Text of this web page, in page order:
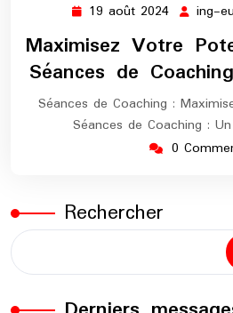
19 août 2024 19
2024
ing-
Maximisez Votre
Séances de
Séances de Coaching :
Séances de Coaching :
0
Rechercher